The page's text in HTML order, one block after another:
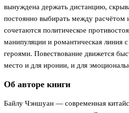
вынуждена держать дистанцию,
постоянно выбирать между расчётом
сочетаются политическое
манипуляции и романтическая линия
героями. Повествование движется
место и для иронии, и для
Об авторе книги
Байлу Чэншуан — современная